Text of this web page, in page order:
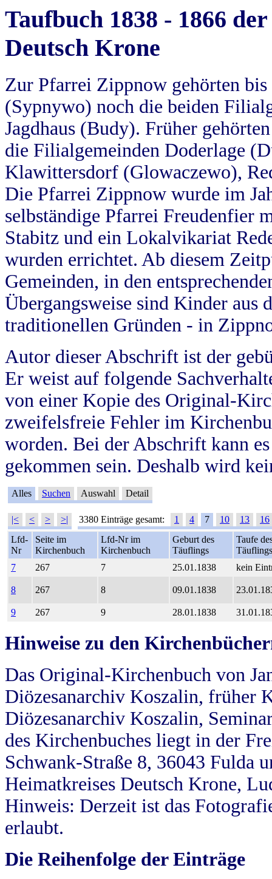
Taufbuch 1838 - 1866
Deutsch Krone
Zur Pfarrei Zippnow gehörten
(Sypnywo) noch die beiden
Jagdhaus (Budy). Früher
die Filialgemeinden Doderlage
Klawittersdorf (Glowaczewo),
Die Pfarrei Zippnow wurde im
selbständige Pfarrei Freudenfier
Stabitz und ein Lokalvikariat
wurden errichtet. Ab diesem
Gemeinden, in den
Übergangsweise sind Kinder aus
traditionellen Gründen - in
Autor dieser Abschrift ist der
Er weist auf folgende
von einer Kopie des Original-
zweifelsfreie Fehler im
worden. Bei der Abschrift kann
gekommen sein. Deshalb wird
Alles Suchen Auswahl Detail
|< < > >| 3380 Einträge gesamt: 1 4 7 10 13
16
Lfd-
Nr
Seite im
Kirchenbuch
Lfd-Nr im
Kirchenbuch
Geburt des
Täuflings
Taufe
Täuflings
7
267 7 25.01.1838 kein
8 267 8 09.01.1838
9 267 9 28.01.1838
Hinweise zu den
Das Original-Kirchenbuch von
Diözesanarchiv Koszalin, früher
Diözesanarchiv Koszalin,
des Kirchenbuches liegt in der
Schwank-Straße 8, 36043 Fulda
Heimatkreises Deutsch Krone,
Hinweis: Derzeit ist das
erlaubt.
Die Reihenfolge der Einträge